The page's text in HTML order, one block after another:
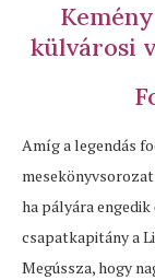
külvárosi
Amíg a legendás
ha pályára
csapatkapitány a
Megússza, hogy